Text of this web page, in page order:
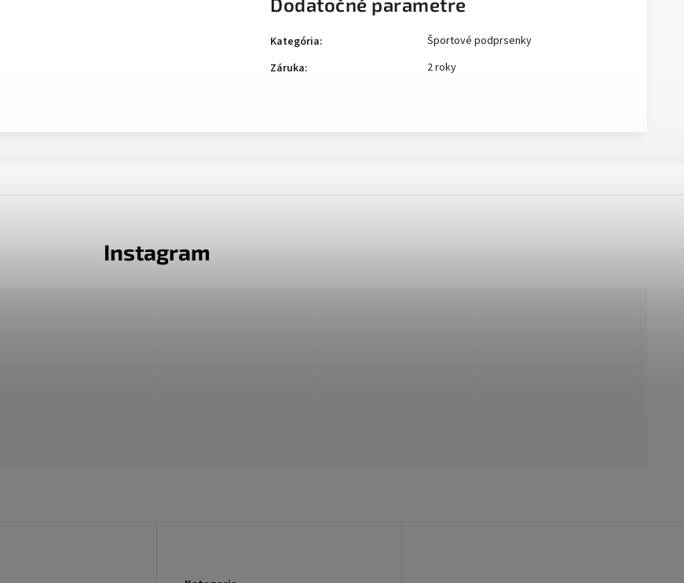
Kategória:
Športové podprsenky
Záruka: 2 roky
Instagram